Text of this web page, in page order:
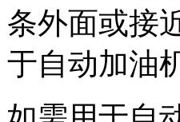
条外面或接
于自动加油